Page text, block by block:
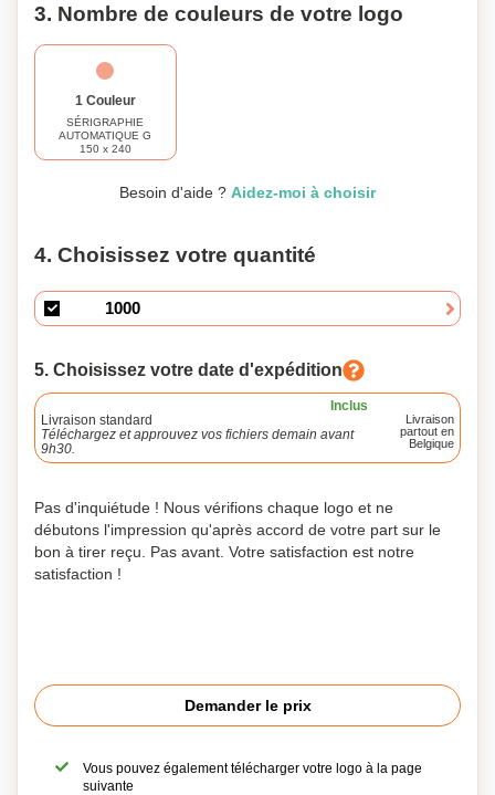
3. Nombre de couleurs de votre logo
1 Couleur
SÉRIGRAPHIE
AUTOMATIQUE G
150 x 240
Besoin d'aide ? Aidez-moi à choisir
4. Choisissez votre quantité
5. Choisissez votre date d'expédition
Inclus
Livraison standard
Téléchargez et approuvez vos fichiers demain avant
9h30.
Livraison
partout en
Belgique
Pas d'inquiétude ! Nous vérifions chaque logo et ne
débutons l'impression qu'après accord de votre part sur le
bon à tirer reçu. Pas avant. Votre satisfaction est notre
satisfaction !
Demander le prix
Vous pouvez également télécharger votre logo à la page
suivante